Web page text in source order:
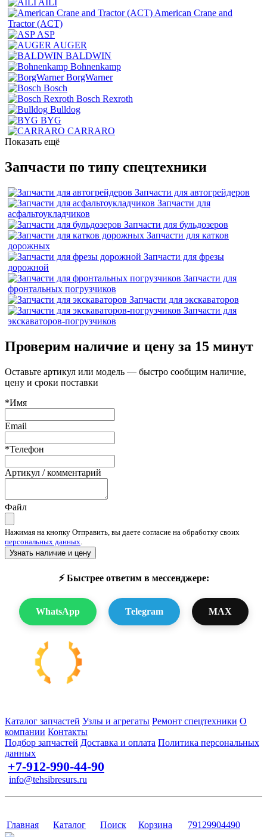
AILI
American Crane and
Tractor (ACT)
ASP
AUGER
BALDWIN
Bohnenkamp
BorgWarner
Bosch
Bosch Rexroth
Bulldog
BYG
CARRARO
Показать ещё
Запчасти по типу спецтехники
Запчасти для автогрейдеров
Запчасти для
асфальтоукладчиков
Запчасти для бульдозеров
Запчасти для катков
дорожных
Запчасти для фрезы
дорожной
Запчасти для
фронтальных погрузчиков
Запчасти для экскаваторов
Запчасти для
экскаваторов-погрузчиков
Проверим наличие и цену за 15 минут
Оставьте артикул или модель — быстро сообщим наличие,
цену и сроки поставки
*Имя
Email
*Телефон
Артикул / комментарий
Файл
Нажимая на кнопку Отправить, вы даете согласие на обработку своих
персональных данных
Узнать наличие и цену
⚡ Быстрее ответим в мессенджере:
WhatsApp Telegram MAX
Каталог запчастей Узлы и агрегаты Ремонт спецтехники О
компании Контакты
Подбор запчастей Доставка и оплата Политика персональных
данных
+7-912-990-44-90
info@tehsibresurs.ru
Главная Каталог Поиск Корзина 79129904490